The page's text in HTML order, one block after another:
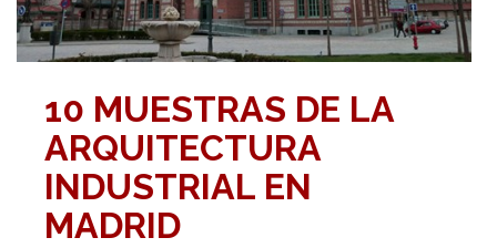
10 MUESTRAS DE LA
ARQUITECTURA
INDUSTRIAL EN
MADRID